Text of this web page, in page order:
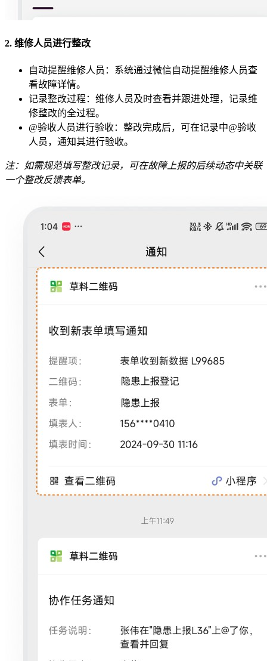
2. 维修人员进行整改
自动提醒维修人员：系统通过微信自动提醒维修人员查
看故障详情。
记录整改过程：维修人员及时查看并跟进处理，记录维
修整改的全过程。
@验收人员进行验收：整改完成后，可在记录中@验收
人员，通知其进行验收。
注：如需规范填写整改记录，可在故障上报的后续动态中关联
一个整改反馈表单。